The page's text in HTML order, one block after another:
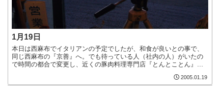
1月19日
本日は西麻布でイタリアンの予定でしたが、和食が良いとの事で、
同じ西麻布の『京善』へ。でも待っている人（社内の人）がいたの
で時間の都合で変更し、近くの豚肉料理専門店『とんとことん』
2005.01.19